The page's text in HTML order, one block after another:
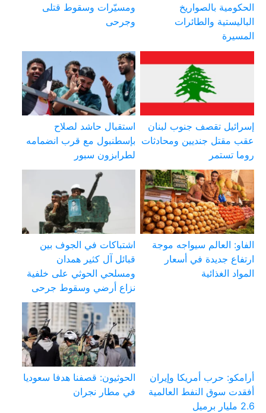
الحكومية بالصواريخ
الباليستية والطائرات
المسيرة
ومسيّرات وسقوط قتلى
وجرحى
إسرائيل تقصف جنوب لبنان
عقب مقتل جنديين ومحادثات
روما تستمر
استقبال حاشد لصلاح
بإسطنبول مع قرب انضمامه
لطرابزون سبور
الفاو: العالم سيواجه موجة
ارتفاع جديدة في أسعار
المواد الغذائية
اشتباكات في الجوف بين
قبائل آل كثير همدان
ومسلحي الحوثي على خلفية
نزاع أرضي وسقوط جرحى
أرامكو: حرب أمريكا وإيران
أفقدت سوق النفط العالمية
2.6 مليار برميل
الحوثيون: قصفنا هدفا سعوديا
في مطار نجران